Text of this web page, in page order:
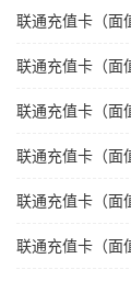
联通充值卡（面
联通充值卡（面
联通充值卡（面
联通充值卡（面
联通充值卡（面
联通充值卡（面